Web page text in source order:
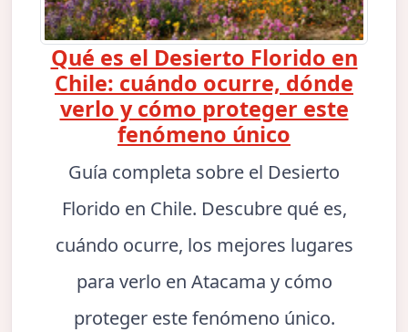
Qué es el Desierto Florido en
Chile: cuándo ocurre, dónde
verlo y cómo proteger este
fenómeno único
Guía completa sobre el Desierto
Florido en Chile. Descubre qué es,
cuándo ocurre, los mejores lugares
para verlo en Atacama y cómo
proteger este fenómeno único.